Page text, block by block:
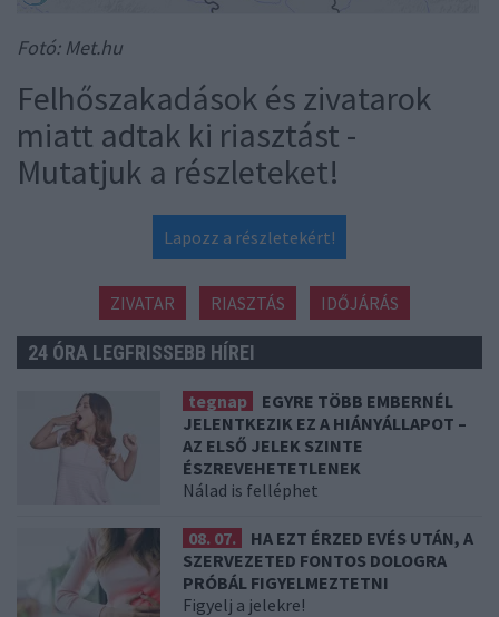
Fotó: Met.hu
Felhőszakadások és zivatarok
miatt adtak ki riasztást -
Mutatjuk a részleteket!
Lapozz a részletekért!
ZIVATAR RIASZTÁS IDŐJÁRÁS
24 ÓRA LEGFRISSEBB HÍREI
tegnap
EGYRE TÖBB EMBERNÉL
JELENTKEZIK EZ A HIÁNYÁLLAPOT –
AZ ELSŐ JELEK SZINTE
ÉSZREVEHETETLENEK
Nálad is felléphet
08. 07.
HA EZT ÉRZED EVÉS UTÁN, A
SZERVEZETED FONTOS DOLOGRA
PRÓBÁL FIGYELMEZTETNI
Figyelj a jelekre!